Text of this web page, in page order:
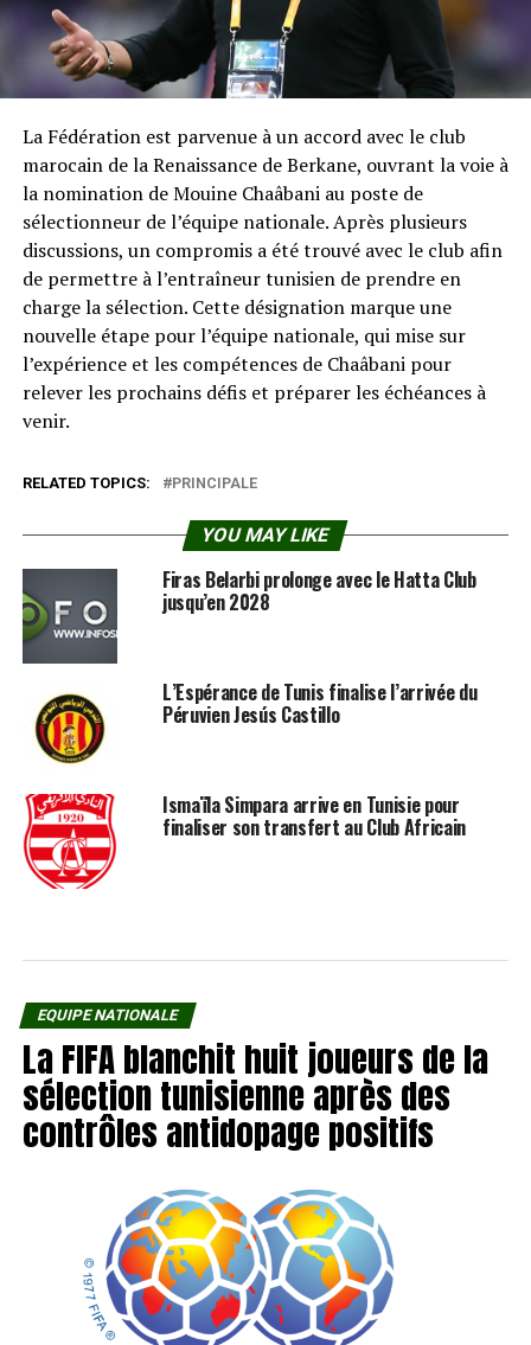
La Fédération est parvenue à un accord avec le club
marocain de la Renaissance de Berkane, ouvrant la voie à
la nomination de Mouine Chaâbani au poste de
sélectionneur de l’équipe nationale. Après plusieurs
discussions, un compromis a été trouvé avec le club afin
de permettre à l’entraîneur tunisien de prendre en
charge la sélection. Cette désignation marque une
nouvelle étape pour l’équipe nationale, qui mise sur
l’expérience et les compétences de Chaâbani pour
relever les prochains défis et préparer les échéances à
venir.
RELATED TOPICS: PRINCIPALE
YOU MAY LIKE
Firas Belarbi prolonge avec le Hatta Club
jusqu’en 2028
L’Espérance de Tunis finalise l’arrivée du
Péruvien Jesús Castillo
Ismaïla Simpara arrive en Tunisie pour
finaliser son transfert au Club Africain
EQUIPE NATIONALE
La FIFA blanchit huit joueurs de la
sélection tunisienne après des
contrôles antidopage positifs